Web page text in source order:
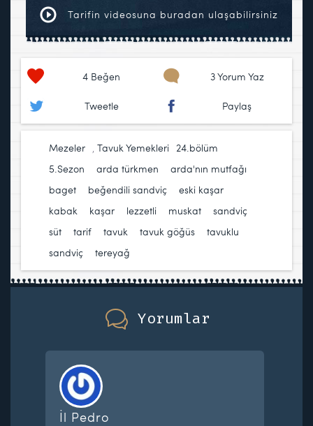
Tarifin videosuna buradan ulaşabilirsiniz
4 Beğen 3 Yorum Yaz
Tweetle Paylaş
Mezeler , Tavuk Yemekleri 24.bölüm
5.Sezon
arda türkmen arda'nın mutfağı
baget
beğendili sandviç eski kaşar
kabak
kaşar lezzetli muskat sandviç
süt
tarif tavuk tavuk göğüs
tavuklu
sandviç
tereyağ
Yorumlar
İl Pedro